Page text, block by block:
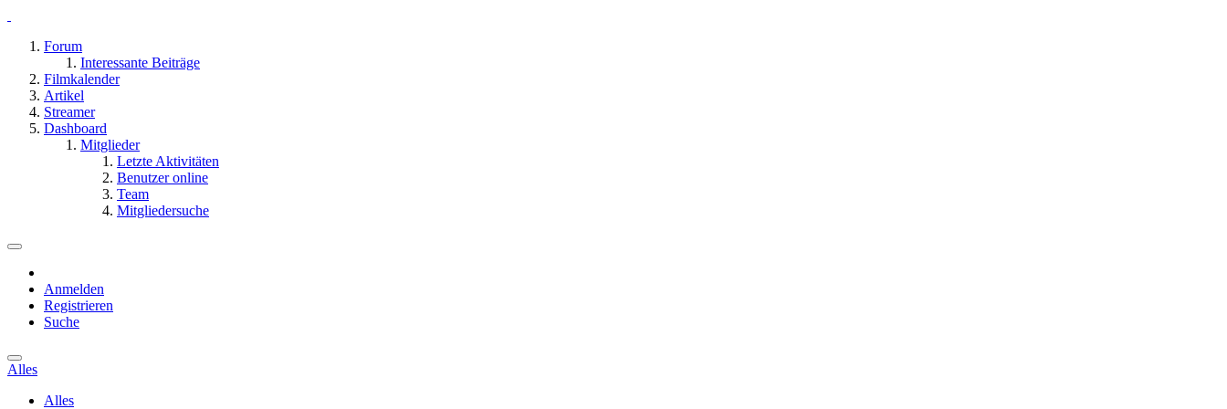
Forum
Interessante Beiträge
Filmkalender
Artikel
Streamer
Dashboard
Mitglieder
Letzte Aktivitäten
Benutzer online
Team
Mitgliedersuche
Anmelden
Registrieren
Suche
Alles
Alles